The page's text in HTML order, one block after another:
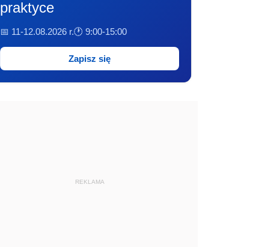
praktyce
📅 11-12.08.2026 r.🕐 9:00-15:00
Zapisz się
REKLAMA